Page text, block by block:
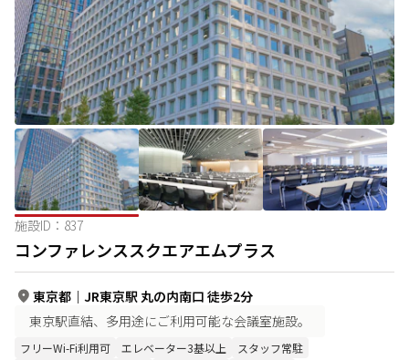
施設ID： 837
コンファレンススクエアエムプラス
東京都 ｜ JR東京駅 丸の内南口 徒歩2分
東京駅直結、多用途にご利用可能な会議室施設。
フリーWi-Fi利用可 エレベーター3基以上
スタッフ常駐